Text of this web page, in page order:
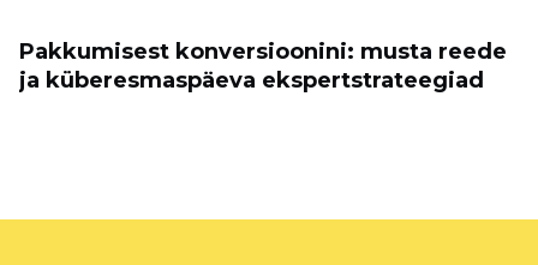
Pakkumisest konversioonini: musta reede
ja küberesmaspäeva ekspertstrateegiad